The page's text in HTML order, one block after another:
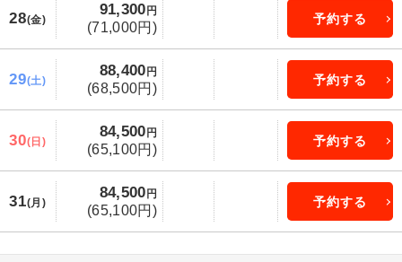
28(金)
91,300 円
(71,000円)
予約する
29(土)
88,400 円
(68,500円)
予約する
30(日)
84,500 円
(65,100円)
予約する
31(月)
84,500 円
(65,100円)
予約する